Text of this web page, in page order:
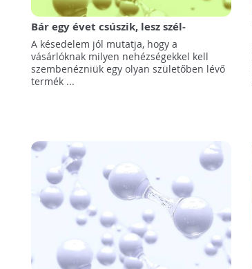
Bár egy évet csúszik, lesz szél-
hidrogén projekt Kanadában
A késedelem jól mutatja, hogy a
vásárlóknak milyen nehézségekkel kell
szembenézniük egy olyan születőben lévő
termék ...